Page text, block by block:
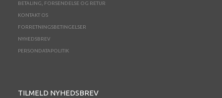
BETALING, FORSENDELSE OG RETUR
KONTAKT OS
FORRETNINGSBETINGELSER
NYHEDSBREV
PERSONDATAPOLITIK
TILMELD NYHEDSBREV